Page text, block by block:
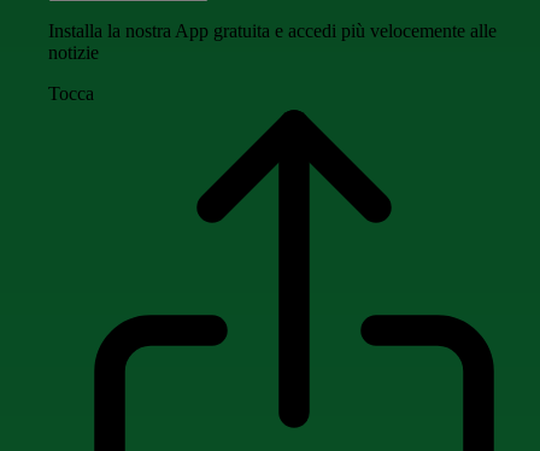
Installa la nostra App gratuita e accedi più velocemente alle
notizie
Tocca